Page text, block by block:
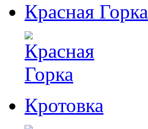
Красная Горка
Кротовка